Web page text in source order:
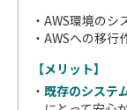
AWS環境のシ
AWSへの移行
【メリット】
既存のシステ